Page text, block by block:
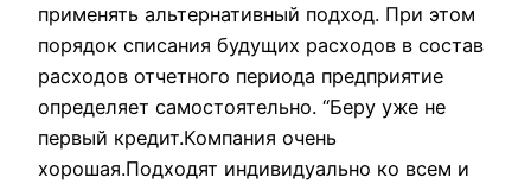
применять альтернативный подход. При этом
порядок списания будущих расходов в состав
расходов отчетного периода предприятие
определяет самостоятельно. “Беру уже не
первый кредит.Компания очень
хорошая.Подходят индивидуально ко всем и